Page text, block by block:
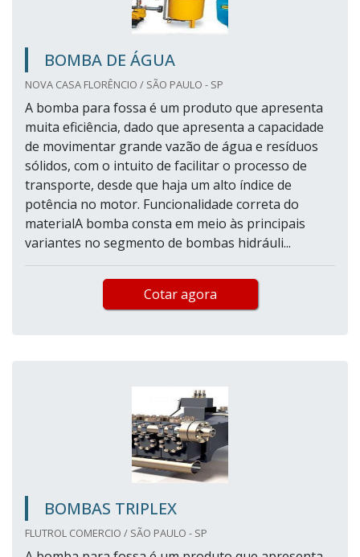
BOMBA DE ÁGUA
NOVA CASA FLORÊNCIO / SÃO PAULO - SP
A bomba para fossa é um produto que apresenta
muita eficiência, dado que apresenta a capacidade
de movimentar grande vazão de água e resíduos
sólidos, com o intuito de facilitar o processo de
transporte, desde que haja um alto índice de
potência no motor. Funcionalidade correta do
materialA bomba consta em meio às principais
variantes no segmento de bombas hidráuli...
Cotar agora
BOMBAS TRIPLEX
FLUTROL COMERCIO / SÃO PAULO - SP